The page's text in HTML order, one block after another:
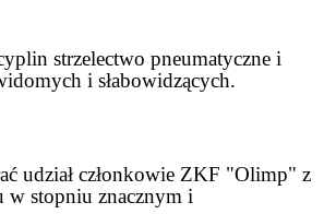
strzelectwo pneumatyczne i
i słabowidzących.
udział członkowie ZKF "Olimp" z
w stopniu znacznym i